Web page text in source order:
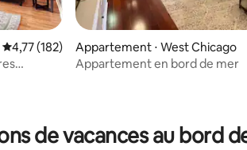
: 4,81 sur 5
Évaluation moyenne sur la base de 182
4,77 (182)
Appartement ⋅ West Chicago
Appartement en bord de mer
de vacances au bord